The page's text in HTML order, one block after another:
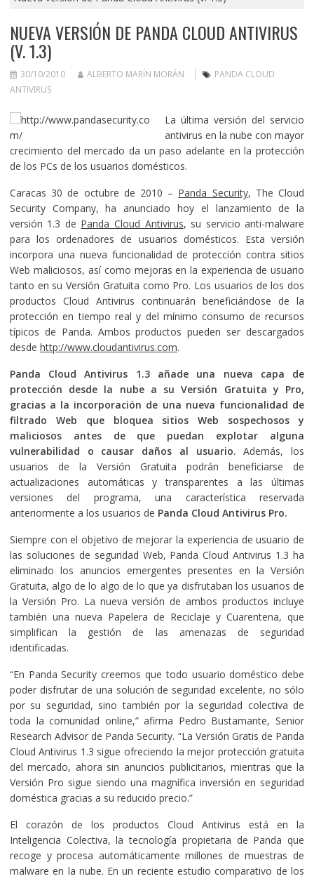
NUEVA VERSIÓN DE PANDA CLOUD ANTIVIRUS
(V. 1.3)
30/10/2010 ALBERTO MARÍN MORÁN
PANDA CLOUD
ANTIVIRUS
La última versión del servicio
antivirus en la nube con mayor
crecimiento del mercado da un paso adelante en la protección
de los PCs de los usuarios domésticos.
Caracas 30 de octubre de 2010 – Panda Security, The Cloud
Security Company, ha anunciado hoy el lanzamiento de la
versión 1.3 de Panda Cloud Antivirus, su servicio anti-malware
para los ordenadores de usuarios domésticos. Esta versión
incorpora una nueva funcionalidad de protección contra sitios
Web maliciosos, así como mejoras en la experiencia de usuario
tanto en su Versión Gratuita como Pro. Los usuarios de los dos
productos Cloud Antivirus continuarán beneficiándose de la
protección en tiempo real y del mínimo consumo de recursos
típicos de Panda. Ambos productos pueden ser descargados
desde http://www.cloudantivirus.com.
Panda Cloud Antivirus 1.3 añade una nueva capa de
protección desde la nube a su Versión Gratuita y Pro,
gracias a la incorporación de una nueva funcionalidad de
filtrado Web que bloquea sitios Web sospechosos y
maliciosos antes de que puedan explotar alguna
vulnerabilidad o causar daños al usuario. Además, los
usuarios de la Versión Gratuita podrán beneficiarse de
actualizaciones automáticas y transparentes a las últimas
versiones del programa,
una característica reservada
anteriormente a los usuarios de Panda Cloud Antivirus Pro.
Siempre con el objetivo de mejorar la experiencia de usuario de
las soluciones de seguridad Web, Panda Cloud Antivirus 1.3 ha
eliminado los anuncios emergentes presentes en la Versión
Gratuita, algo de lo algo de lo que ya disfrutaban los usuarios de
la Versión Pro. La nueva versión de ambos productos incluye
también una nueva Papelera de Reciclaje y Cuarentena, que
simplifican la gestión de las amenazas de seguridad
identificadas.
“En Panda Security creemos que todo usuario doméstico debe
poder disfrutar de una solución de seguridad excelente, no sólo
por su seguridad, sino también por la seguridad colectiva de
toda la comunidad online,” afirma Pedro Bustamante, Senior
Research Advisor de Panda Security. “La Versión Gratis de Panda
Cloud Antivirus 1.3 sigue ofreciendo la mejor protección gratuita
del mercado, ahora sin anuncios publicitarios, mientras que la
Versión Pro sigue siendo una magnífica inversión en seguridad
doméstica gracias a su reducido precio.”
El corazón de los productos Cloud Antivirus está en la
Inteligencia Colectiva, la tecnología propietaria de Panda que
recoge y procesa automáticamente millones de muestras de
malware en la nube. En un reciente estudio comparativo de los